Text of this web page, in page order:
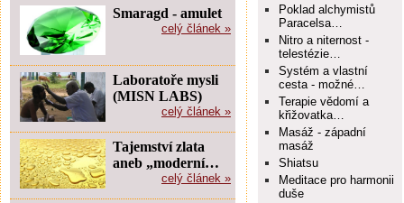
Poklad alchymistů
Paracelsa…
Nitro a niternost -
telestézie…
Systém a vlastní
cesta - možné…
Terapie vědomí a
křižovatka…
Masáž - západní
masáž
Shiatsu
Meditace pro harmonii
duše
Smaragd - amulet
celý článek »
Laboratoře mysli
(MISN LABS)
celý článek »
Tajemství zlata
aneb „moderní…
celý článek »